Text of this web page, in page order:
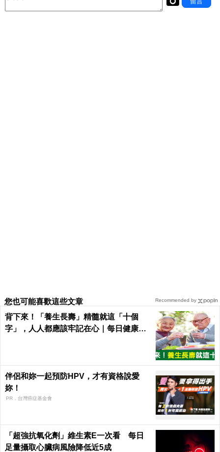
您也可能喜歡這些文章
背下來！「養生長壽」精髓就這「十個
字」，人人都應該牢記在心｜每日健康He
伴侶和妳一起預防HPV，才有資格說愛
妳！
PR．台灣癌症基金會
「超強抗氧化劑」維生素E一次看 每日
足量攝取心臟病風險降低近5成
Recommended by